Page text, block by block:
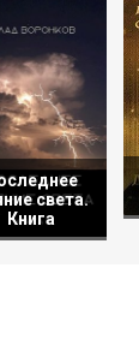
света.
Книга